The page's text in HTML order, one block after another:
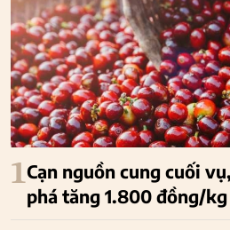
1Cạn nguồn cung cuối
phá tăng 1.800 đồng/kg